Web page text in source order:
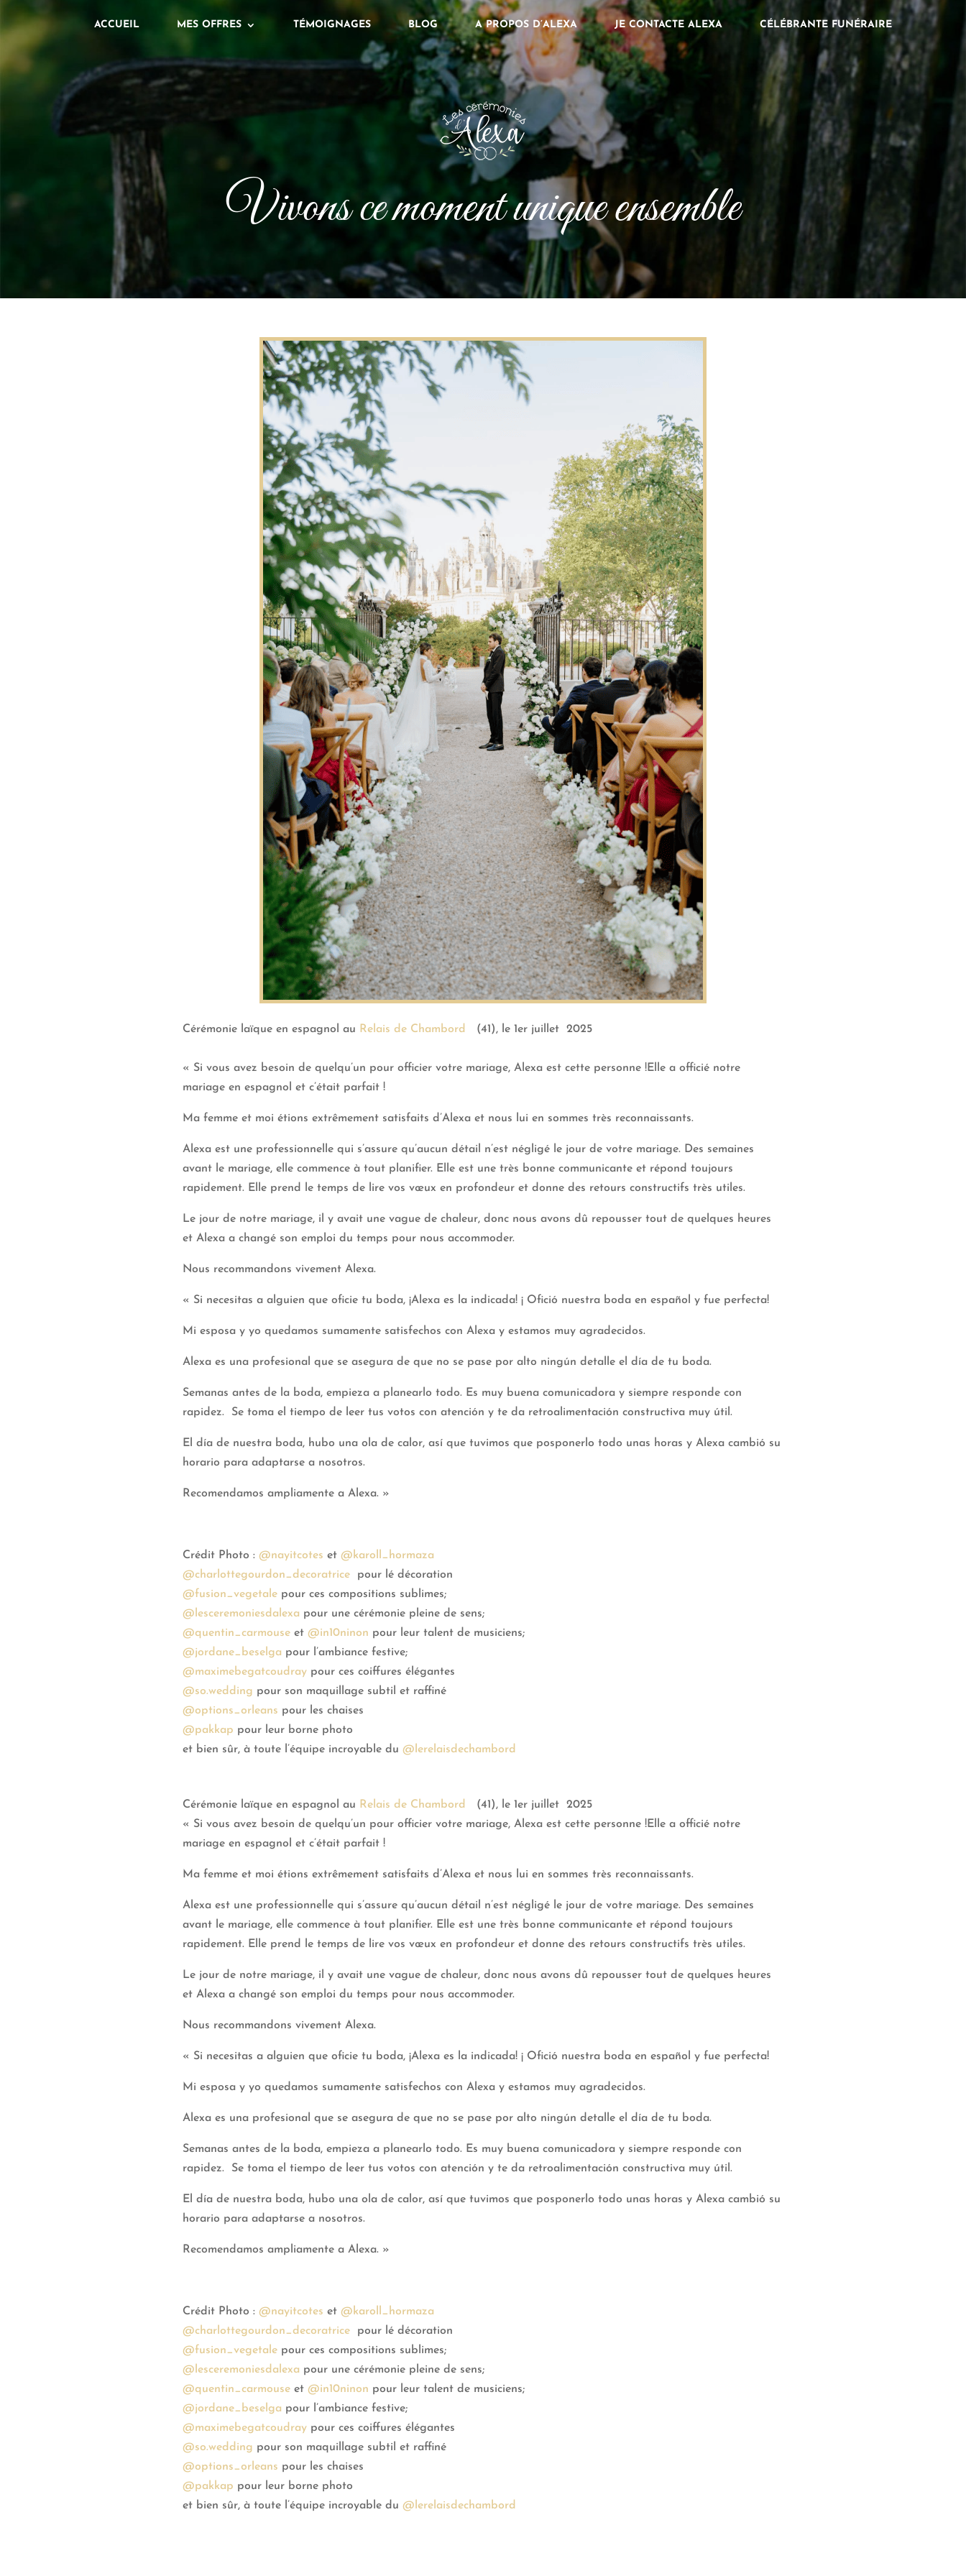
ACCUEIL MES OFFRES TÉMOIGNAGES BLOG A PROPOS D’ALEXA JE CONTACTE ALEXA CÉLÉBRANTE FUNÉRAIRE
Vivons ce moment unique ensemble
Cérémonie laïque en espagnol au Relais de Chambord (41), le 1er juillet 2025
« Si vous avez besoin de quelqu’un pour officier votre mariage, Alexa est cette personne !Elle a officié notre
mariage en espagnol et c’était parfait !
Ma femme et moi étions extrêmement satisfaits d’Alexa et nous lui en sommes très reconnaissants.
Alexa est une professionnelle qui s’assure qu’aucun détail n’est négligé le jour de votre mariage. Des semaines
avant le mariage, elle commence à tout planifier. Elle est une très bonne communicante et répond toujours
rapidement. Elle prend le temps de lire vos vœux en profondeur et donne des retours constructifs très utiles.
Le jour de notre mariage, il y avait une vague de chaleur, donc nous avons dû repousser tout de quelques heures
et Alexa a changé son emploi du temps pour nous accommoder.
Nous recommandons vivement Alexa.
« Si necesitas a alguien que oficie tu boda, ¡Alexa es la indicada! ¡ Ofició nuestra boda en español y fue perfecta!
Mi esposa y yo quedamos sumamente satisfechos con Alexa y estamos muy agradecidos.
Alexa es una profesional que se asegura de que no se pase por alto ningún detalle el día de tu boda.
Semanas antes de la boda, empieza a planearlo todo. Es muy buena comunicadora y siempre responde con
rapidez. Se toma el tiempo de leer tus votos con atención y te da retroalimentación constructiva muy útil.
El día de nuestra boda, hubo una ola de calor, así que tuvimos que posponerlo todo unas horas y Alexa cambió su
horario para adaptarse a nosotros.
Recomendamos ampliamente a Alexa. »
Crédit Photo :@nayitcotes et@karoll_hormaza
@charlottegourdon_decoratrice pour lé décoration
@fusion_vegetale pour ces compositions sublimes;
@lesceremoniesdalexa pour une cérémonie pleine de sens;
@quentin_carmouse et@in10ninon pour leur talent de musiciens;
@jordane_beselga pour l’ambiance festive;
@maximebegatcoudray pour ces coiffures élégantes
@so.wedding pour son maquillage subtil et raffiné
@options_orleans pour les chaises
@pakkap pour leur borne photo
et bien sûr, à toute l’équipe incroyable du@lerelaisdechambord
Cérémonie laïque en espagnol au Relais de Chambord
(41), le 1er juillet 2025
« Si vous avez besoin de quelqu’un pour officier votre mariage, Alexa est cette personne !Elle a officié notre
mariage en espagnol et c’était parfait !
Ma femme et moi étions extrêmement satisfaits d’Alexa et nous lui en sommes très reconnaissants.
Alexa est une professionnelle qui s’assure qu’aucun détail n’est négligé le jour de votre mariage. Des semaines
avant le mariage, elle commence à tout planifier. Elle est une très bonne communicante et répond toujours
rapidement. Elle prend le temps de lire vos vœux en profondeur et donne des retours constructifs très utiles.
Le jour de notre mariage, il y avait une vague de chaleur, donc nous avons dû repousser tout de quelques heures
et Alexa a changé son emploi du temps pour nous accommoder.
Nous recommandons vivement Alexa.
« Si necesitas a alguien que oficie tu boda, ¡Alexa es la indicada! ¡ Ofició nuestra boda en español y fue perfecta!
Mi esposa y yo quedamos sumamente satisfechos con Alexa y estamos muy agradecidos.
Alexa es una profesional que se asegura de que no se pase por alto ningún detalle el día de tu boda.
Semanas antes de la boda, empieza a planearlo todo. Es muy buena comunicadora y siempre responde con
rapidez. Se toma el tiempo de leer tus votos con atención y te da retroalimentación constructiva muy útil.
El día de nuestra boda, hubo una ola de calor, así que tuvimos que posponerlo todo unas horas y Alexa cambió su
horario para adaptarse a nosotros.
Recomendamos ampliamente a Alexa. »
Crédit Photo :@nayitcotes et@karoll_hormaza
@charlottegourdon_decoratrice pour lé décoration
@fusion_vegetale pour ces compositions sublimes;
@lesceremoniesdalexa pour une cérémonie pleine de sens;
@quentin_carmouse et@in10ninon pour leur talent de musiciens;
@jordane_beselga pour l’ambiance festive;
@maximebegatcoudray pour ces coiffures élégantes
@so.wedding pour son maquillage subtil et raffiné
@options_orleans pour les chaises
@pakkap pour leur borne photo
et bien sûr, à toute l’équipe incroyable du@lerelaisdechambord